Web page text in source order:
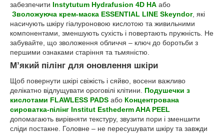
забезпечити Instytutum Hydrafusion 4D HA або
Зволожуюча крем-маска ESSENTIAL LINE Skeyndor, які
насичують шкіру гіалуроновою кислотою та живильними
компонентами, зменшують сухість і повертають пружність. Не
забувайте, що зволоження обличчя – ключ до боротьби з
першими ознаками старіння та тьмяністю.
М’який пілінг для оновлення шкіри
Щоб повернути шкірі свіжість і сяйво, восени важливо
делікатно відлущувати ороговілі клітини. Подушечки з
кислотами FLAWLESS PADS або Концентрована
сироватка-пілінг Institut Esthederm AHA PEEL
допомагають вирівняти текстуру, звузити пори і зменшити
сліди постакне. Головне – не пересушувати шкіру та завжди